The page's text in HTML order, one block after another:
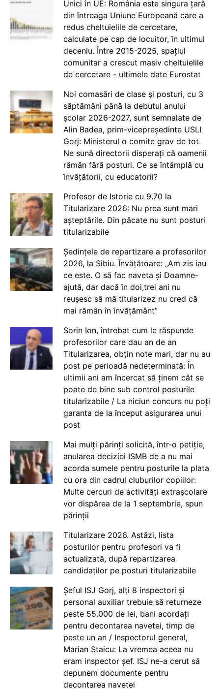
Unici în UE: România este singura țară
din întreaga Uniune Europeană care a
redus cheltuielile de cercetare,
calculate pe cap de locuitor, în ultimul
deceniu. Între 2015-2025, spațiul
comunitar a crescut masiv cheltuielile
de cercetare - ultimele date Eurostat
Noi comasări de clase și posturi, cu 3
săptămâni până la debutul anului
școlar 2026-2027, sunt semnalate de
Alin Badea, prim-vicepreședinte USLI
Gorj: Ministerul o comite grav de tot.
Ne sună directorii disperați că oamenii
rămân fără posturi. Ce se întâmplă cu
învățătorii, cu educatorii?
Profesor de Istorie cu 9.70 la
Titularizare 2026: Nu prea sunt mari
așteptările. Din păcate nu sunt posturi
titularizabile
Ședințele de repartizare a profesorilor
2026, la Sibiu. Învățătoare: „Am zis iau
ce este. O să fac naveta și Doamne-
ajută, dar dacă în doi,trei ani nu
reușesc să mă titularizez nu cred că
mai rămân în învățământ”
Sorin Ion, întrebat cum le răspunde
profesorilor care dau an de an
Titularizarea, obțin note mari, dar nu au
post pe perioadă nedeterminată: În
ultimii ani am încercat să ținem cât se
poate de bine sub control posturile
titularizabile / La niciun concurs nu poți
garanta de la început asigurarea unui
post
Mai mulți părinți solicită, într-o petiție,
anularea deciziei ISMB de a nu mai
acorda sumele pentru posturile la plata
cu ora din cadrul cluburilor copiilor:
Multe cercuri de activități extrașcolare
vor dispărea de la 1 septembrie, spun
părinții
Titularizare 2026. Astăzi, lista
posturilor pentru profesori va fi
actualizată, după repartizarea
candidaților pe posturi titularizabile
Șeful ISJ Gorj, alți 8 inspectori și
personal auxiliar trebuie să returneze
peste 55.000 de lei, bani acordați
pentru decontarea navetei, timp de
peste un an / Inspectorul general,
Marian Staicu: La vremea aceea nu
eram inspector șef. ISJ ne-a cerut să
depunem documente pentru
decontarea navetei